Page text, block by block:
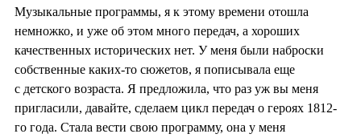
Музыкальные программы, я к этому времени отошла
немножко, и уже об этом много передач, а хороших
качественных исторических нет. У меня были наброски
собственные каких-то сюжетов, я пописывала еще
с детского возраста. Я предложила, что раз уж вы меня
пригласили, давайте, сделаем цикл передач о героях 1812-
го года. Стала вести свою программу, она у меня